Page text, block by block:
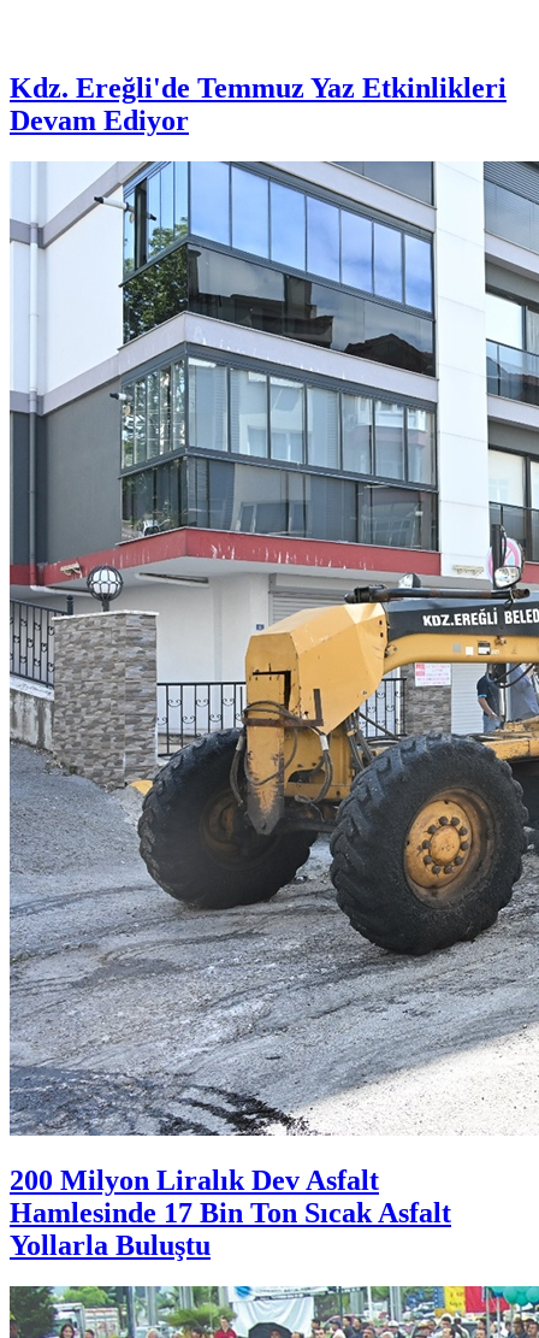
Kdz. Ereğli'de Temmuz Yaz Etkinlikleri
Devam Ediyor
200 Milyon Liralık Dev Asfalt
Hamlesinde 17 Bin Ton Sıcak Asfalt
Yollarla Buluştu